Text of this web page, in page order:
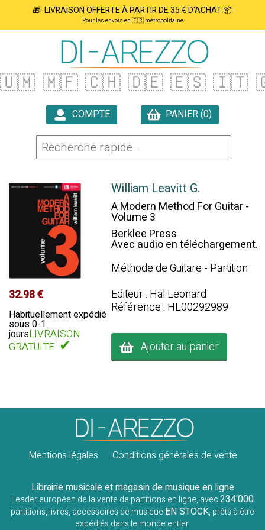
🎁 LIVRAISON OFFERTE À PARTIR DE 35 € D'ACHAT 📦
Pour les envois en 🇫🇷 métropolitaine
🇺🇲 🇲🇫 🇨🇭 🇩🇪 🇪🇸 🇮🇹
COMPTE
PANIER (0)
32.98 €
Habituellement expédié
sous 0-1
joursLIVRAISON
GRATUITE ✔
William Leavitt G.
A Modern Method For Guitar -
Volume 3
Berklee Press
Avec audio en téléchargement.
Méthode de Guitare - Partition
Editeur : Hal Leonard
Référence : HL00292989
Ajouter au panier
Mentions légales Conditions générales de vente
Librairie musicale et magasin de musique en ligne
Leader européen de la vente de partitions en ligne, avec234'000
partitions, livres, accessoires de musique EN STOCK, prêts à être
expédiés dans le monde entier.